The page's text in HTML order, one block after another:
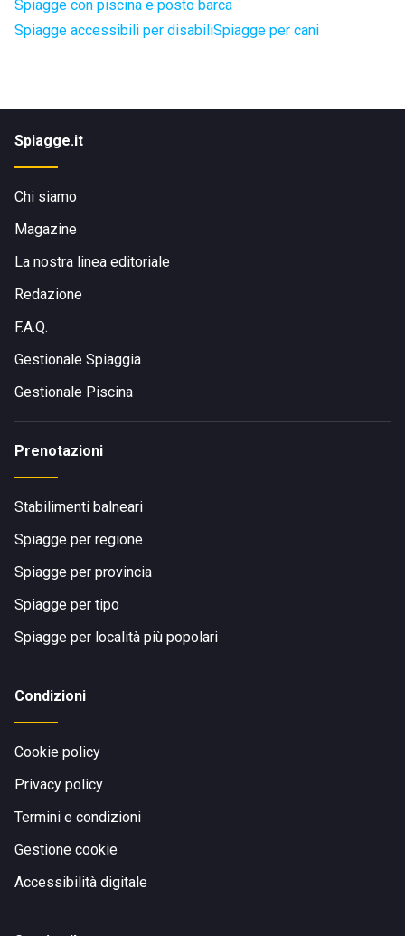
Spiagge con piscina e posto barca
Spiagge accessibili per disabiliSpiagge per cani
Spiagge.it
Chi siamo
Magazine
La nostra linea editoriale
Redazione
F.A.Q.
Gestionale Spiaggia
Gestionale Piscina
Prenotazioni
Stabilimenti balneari
Spiagge per regione
Spiagge per provincia
Spiagge per tipo
Spiagge per località più popolari
Condizioni
Cookie policy
Privacy policy
Termini e condizioni
Gestione cookie
Accessibilità digitale